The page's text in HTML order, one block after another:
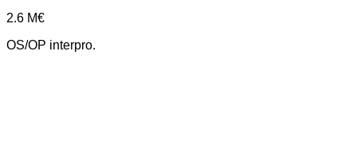
2.6 M€
OS/OP interpro.